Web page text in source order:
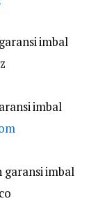
imbal
imbal
imbal